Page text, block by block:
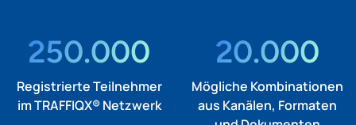
250.000
Registrierte Teilnehmer
im TRAFFIQX® Netzwerk
20.000
Mögliche Kombinationen
aus Kanälen, Formaten